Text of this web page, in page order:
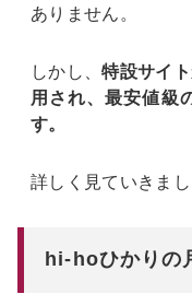
ありません。
しかし、特設サイ
用され、最安値級
す。
詳しく見ていきまし
hi-hoひかりの